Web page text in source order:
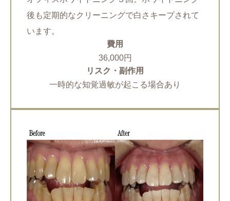
後も定期的なクリーニングで白さキープされて
います。
費用
36,000円
リスク・副作用
一時的な知覚過敏が起こる場合あり